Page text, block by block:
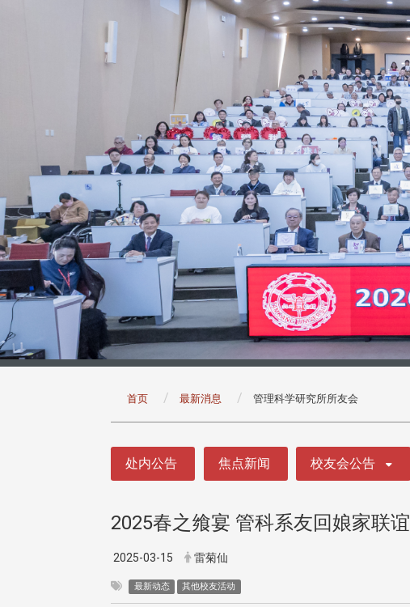
首页 最新消息 管理科学研究所所友会
处内公告 焦点新闻 校友会公告
2025春之飨宴 管科系友回娘家联谊
2025-03-15 雷菊仙
最新动态 其他校友活动